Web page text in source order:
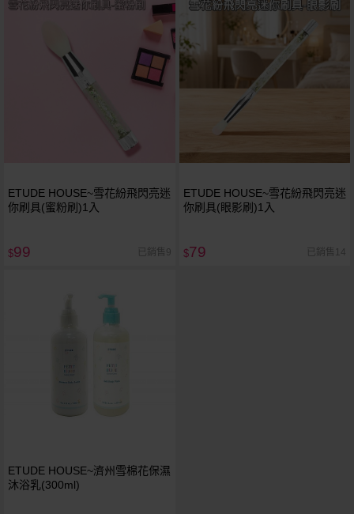
ETUDE HOUSE~雪花紛飛閃亮迷
你刷具(蜜粉刷)1入
$99 已銷售9
ETUDE HOUSE~雪花紛飛閃亮迷
你刷具(眼影刷)1入
$79 已銷售14
ETUDE HOUSE~濟州雪棉花保濕
沐浴乳(300ml)